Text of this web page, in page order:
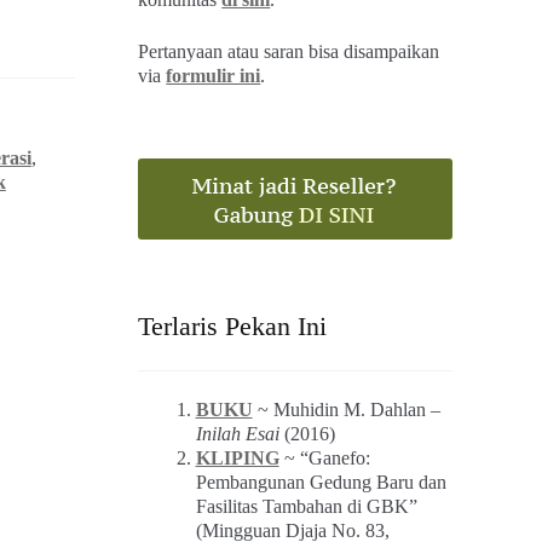
,
Pertanyaan atau saran bisa disampaikan
viaformulir ini.
Terlaris Pekan Ini
BUKU ~ Muhidin M. Dahlan –
Inilah Esai(2016)
KLIPING~ “Ganefo:
Pembangunan Gedung Baru dan
Fasilitas Tambahan di GBK”
(Mingguan Djaja No. 83,